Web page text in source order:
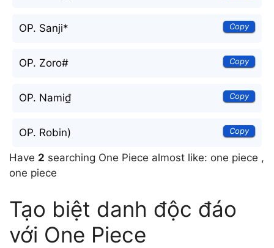
OP. Sanji* Copy
OP. Zoro# Copy
OP. Nami₫ Copy
OP. Robin) Copy
Have 2 searching One Piece almost like: one piece ,
one piece
Tạo biệt danh độc đáo
với One Piece